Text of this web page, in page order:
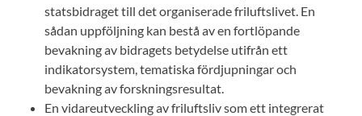
statsbidraget till det organiserade friluftslivet. En
sådan uppföljning kan bestå av en fortlöpande
bevakning av bidragets betydelse utifrån ett
indikatorsystem, tematiska fördjupningar och
bevakning av forskningsresultat.
En vidareutveckling av friluftsliv som ett integrerat